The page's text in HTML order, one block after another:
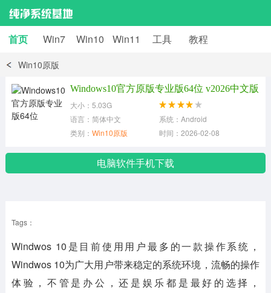
首页 Win7 Win10 Win11 工具 教程
Win10原版
Windows10官方原版专业版64位 v2026中文版
大小：5.03G
语言：简体中文
系统：Android
类别： Win10原版 时间：2026-02-08
电脑软件手机下载
Tags：
Windwos 10是目前使用用户最多的一款操作系统，
Windwos 10为广大用户带来稳定的系统环境，流畅的操作
体验，不管是办公，还是娱乐都是最好的选择，